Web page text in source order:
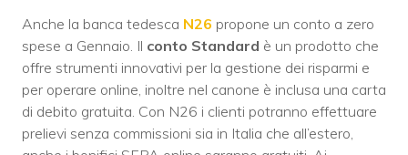
Anche la banca tedesca N26 propone un conto a zero
spese a Gennaio. Il conto Standard è un prodotto che
offre strumenti innovativi per la gestione dei risparmi e
per operare online, inoltre nel canone è inclusa una carta
di debito gratuita. Con N26 i clienti potranno effettuare
prelievi senza commissioni sia in Italia che all’estero,